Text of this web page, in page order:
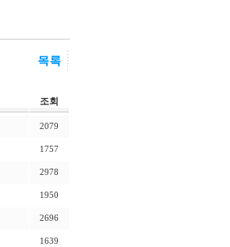
조회
2079
1757
2978
1950
2696
1639